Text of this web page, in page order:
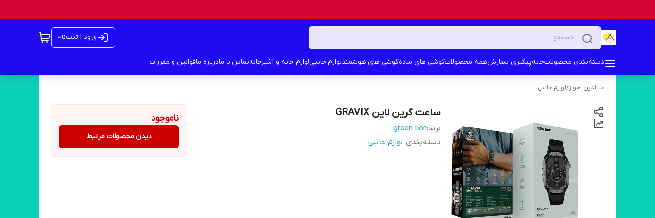
ورود | ثبت‌نام
دسته‌بندی محصولاتخانهپیگیری سفارشهمه محصولاتگوشی های سادهگوشی های هوشمندلوازم جانبیلوازم خانه و آشپزخانهتماس با مادرباره ماقوانین و مقررات
علاالدین اهواز/لوازم جانبی
ساعت گرین لاین GRAVIX
برند:green lion
دسته‌بندی: لوازم جانبی
ناموجود
دیدن محصولات مرتبط